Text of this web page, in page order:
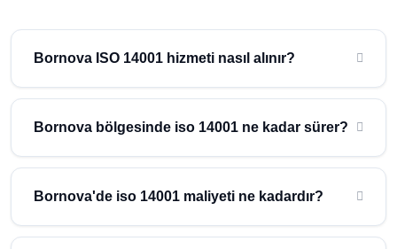
Bornova ISO 14001 hizmeti nasıl alınır?
Bornova (İzmir) bölgesinde iso 14001 hizmeti almak için
Atidestek'e başvurmanız yeterlidir. Uzman ekibimiz ücretsiz ön
Bornova bölgesinde iso 14001 ne kadar sürer?
Bornova bölgesindeki işletmeler için iso 14001 süreci,
işletmenizin büyüklüğü ve ihtiyaçlarına göre değişmektedir.
hizmetimizden yararlanabilirsiniz.
Bornova'de iso 14001 maliyeti ne kadardır?
Bornova (İzmir) bölgesinde iso 14001 maliyeti işletmenizin